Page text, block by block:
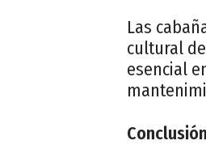
Las
cultural
esencial
Conclusión